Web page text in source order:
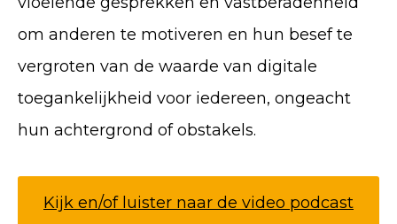
om anderen te motiveren en hun besef te
vergroten van de waarde van digitale
toegankelijkheid voor iedereen, ongeacht
hun achtergrond of obstakels.
Kijk en/of luister naar de video podcast